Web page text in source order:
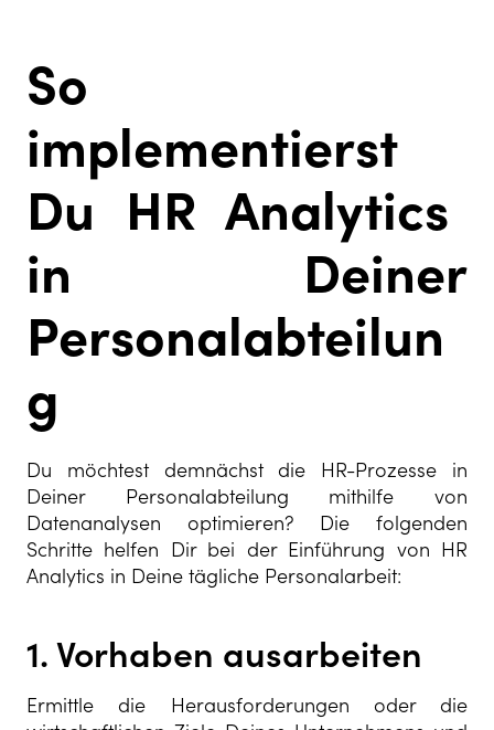
So
implementierst
Du HR Analytics
in Deiner
Personalabteilun
g
Du möchtest demnächst die HR-Prozesse in
Deiner Personalabteilung mithilfe von
Datenanalysen optimieren? Die folgenden
Schritte helfen Dir bei der Einführung von HR
Analytics in Deine tägliche Personalarbeit:
1. Vorhaben ausarbeiten
Ermittle die Herausforderungen oder die